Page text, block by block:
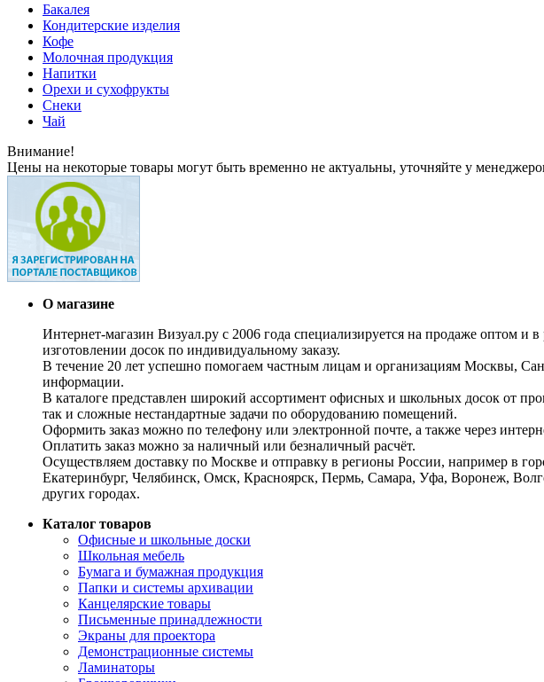
Бакалея
Кондитерские изделия
Кофе
Молочная продукция
Напитки
Орехи и сухофрукты
Снеки
Чай
Внимание!
Цены на некоторые товары могут быть временно не актуальны, уточняйте у
О магазине
Интернет-магазин Визуал.ру с 2006 года специализируется на продаже оптом
изготовлении досок по индивидуальному заказу.
В течение 20 лет успешно помогаем частным лицам и организациям Москвы,
информации.
В каталоге представлен широкий ассортимент офисных и школьных досок от
так и сложные нестандартные задачи по оборудованию помещений.
Оформить заказ можно по телефону или электронной почте, а также через
Оплатить заказ можно за наличный или безналичный расчёт.
Осуществляем доставку по Москве и отправку в регионы России, например в
Екатеринбург, Челябинск, Омск, Красноярск, Пермь, Самара, Уфа, Воронеж,
других городах.
Каталог товаров
Офисные и школьные доски
Школьная мебель
Бумага и бумажная продукция
Папки и системы архивации
Канцелярские товары
Письменные принадлежности
Экраны для проектора
Демонстрационные системы
Ламинаторы